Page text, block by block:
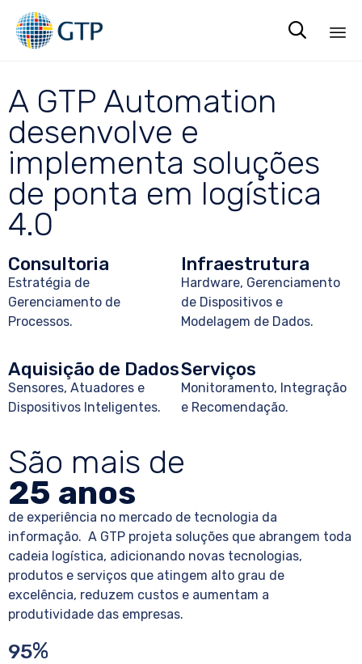

A GTP Automation
desenvolve e
implementa soluções
de ponta em logística
4.0
Consultoria
Estratégia de
Gerenciamento de
Processos.
Infraestrutura
Hardware, Gerenciamento
de Dispositivos e
Modelagem de Dados.
Aquisição de Dados
Sensores, Atuadores e
Dispositivos Inteligentes.
Serviços
Monitoramento, Integração
e Recomendação.
São mais de
25 anos
de experiência no mercado de tecnologia da
informação. A GTP projeta soluções que abrangem toda
cadeia logística, adicionando novas tecnologias,
produtos e serviços que atingem alto grau de
excelência, reduzem custos e aumentam a
produtividade das empresas.
95%